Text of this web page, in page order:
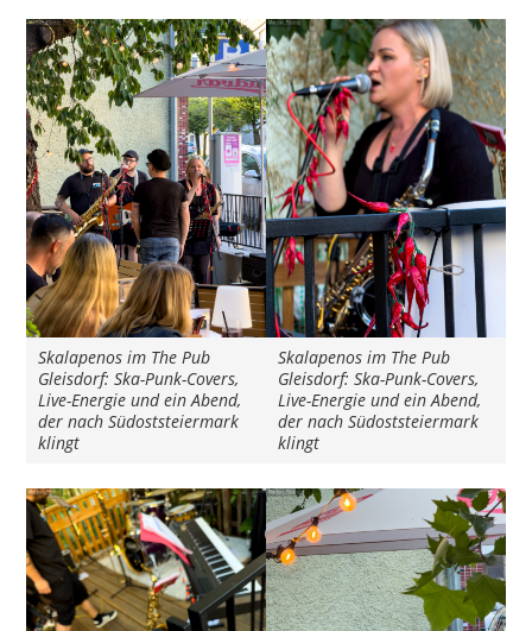
Skalapenos im The Pub
Gleisdorf: Ska-Punk-Covers,
Live-Energie und ein Abend,
der nach Südoststeiermark
klingt
Skalapenos im The Pub
Gleisdorf: Ska-Punk-Covers,
Live-Energie und ein Abend,
der nach Südoststeiermark
klingt